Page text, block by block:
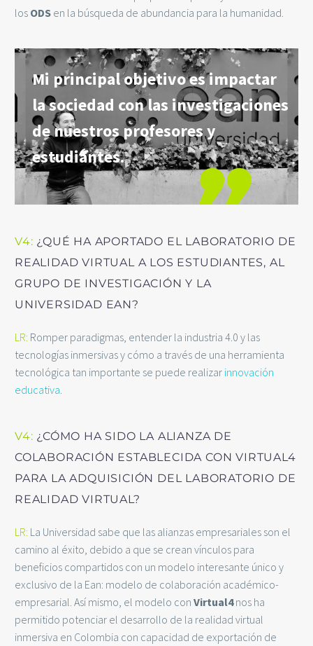
los ODS en la búsqueda de abundancia para la humanidad.
Mi principal objetivo es impactar
la sociedad con las investigaciones
de nuestros profesores y
estudiantes.
V4: ¿QUÉ HA APORTADO EL LABORATORIO DE
REALIDAD VIRTUAL A LOS ESTUDIANTES, AL
GRUPO DE INVESTIGACIÓN Y LA
UNIVERSIDAD EAN?
LR: Romper paradigmas, entender la industria 4.0 y las
tecnologías inmersivas y cómo a través de una herramienta
tecnológica tan importante se puede realizar innovación
educativa
V4: ¿CÓMO HA SIDO LA ALIANZA DE
COLABORACIÓN ESTABLECIDA CON VIRTUAL4
PARA LA ADQUISICIÓN DEL LABORATORIO DE
REALIDAD VIRTUAL?
LR: La Universidad sabe que las alianzas empresariales son el
camino al éxito, debido a que se crean vínculos para
beneficios compartidos con un modelo interesante único y
exclusivo de la Ean: modelo de colaboración académico-
empresarial. Así mismo, el modelo con Virtual4nos ha
permitido potenciar el desarrollo de la realidad virtual
inmersiva en Colombia con capacidad de exportación de